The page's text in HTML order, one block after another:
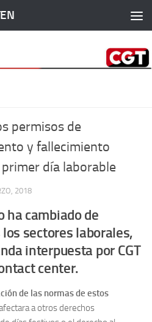
permisos de
y fallecimiento
día laborable
2018
ha cambiado de
sectores laborales,
interpuesta por CGT
center.
de las normas de estos
a otros derechos